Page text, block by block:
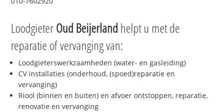
LoodgieterOud Beijerlandhelpt u met de
reparatie of vervanging van:
Loodgieterswerkzaamheden (water- en gasleiding)
CV installaties (onderhoud, (spoed)reparatie en
vervanging)
Riool (binnen en buiten) en afvoer ontstoppen, reparatie,
renovatie en vervanging